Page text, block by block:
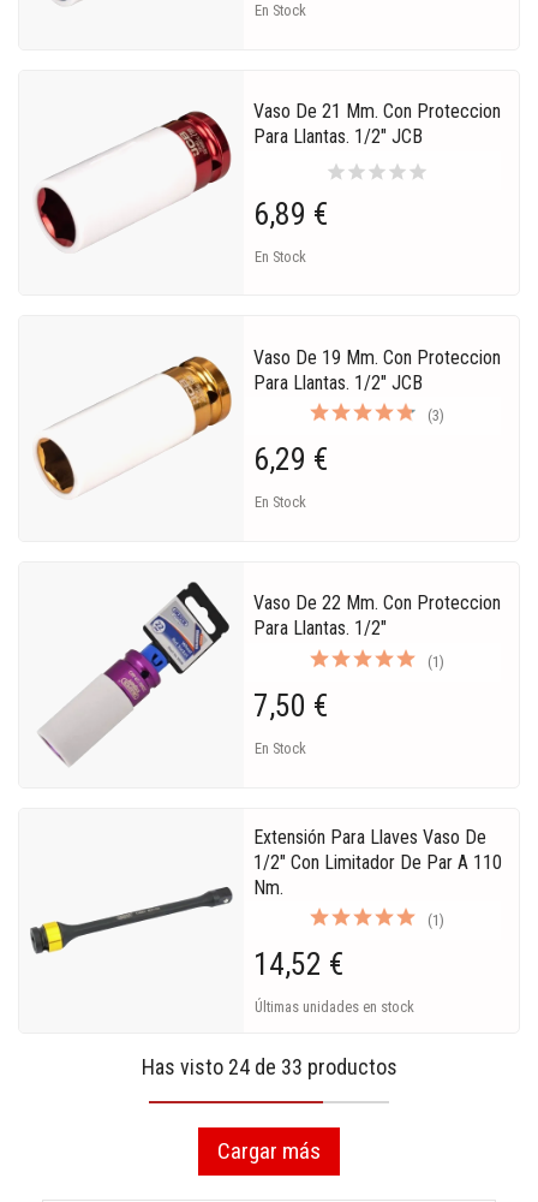
En Stock
Vaso De 21 Mm. Con Proteccion
Para Llantas. 1/2" JCB
starstarstarstarstar
6,89 €
En Stock
Vaso De 19 Mm. Con Proteccion
Para Llantas. 1/2" JCB
(3)
6,29 €
En Stock
Vaso De 22 Mm. Con Proteccion
Para Llantas. 1/2"
(1)
7,50 €
En Stock
Extensión Para Llaves Vaso De
1/2" Con Limitador De Par A 110
Nm.
(1)
14,52 €
Últimas unidades en stock
Has visto 24 de 33 productos
Cargar más